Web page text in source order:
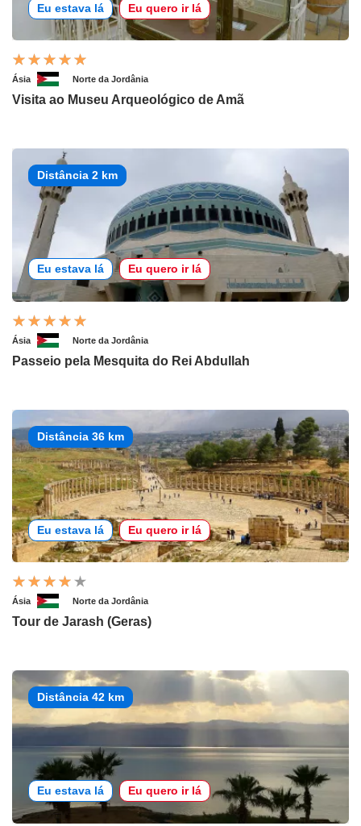
Eu estava lá Eu quero ir lá
Ásia Norte da Jordânia
Visita ao Museu Arqueológico de Amã
Distância 2 km
Eu estava lá Eu quero ir lá
Ásia Norte da Jordânia
Passeio pela Mesquita do Rei Abdullah
Distância 36 km
Eu estava lá Eu quero ir lá
Ásia Norte da Jordânia
Tour de Jarash (Geras)
Distância 42 km
Eu estava lá Eu quero ir lá